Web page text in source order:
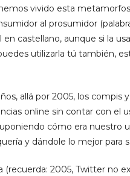
vivido esta
al prosumidor
castellano, aunque si la usa
utilizarla tú también,
allá por 2005, los compis
online sin contar con el
cómo era nuestro
y dándole lo mejor para
(recuerda: 2005, Twitter no